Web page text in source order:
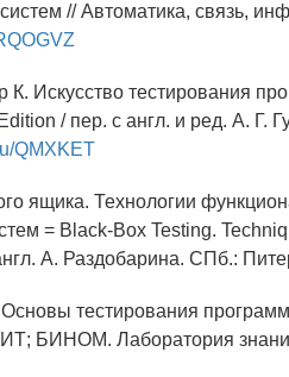
// Автоматика, связь,
Искусство тестирования
/ пер. с англ. и ред. А. Г.
QMXKET
ящика. Технологии
= Black-Box Testing.
А. Раздобарина. СПб.:
тестирования
БИНОМ. Лаборатория